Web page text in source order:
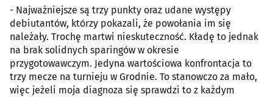
- Najważniejsze są trzy punkty oraz udane występy
debiutantów, którzy pokazali, że powołania im się
należały. Trochę martwi nieskuteczność. Kładę to jednak
na brak solidnych sparingów w okresie
przygotowawczym. Jedyna wartościowa konfrontacja to
trzy mecze na turnieju w Grodnie. To stanowczo za mało,
więc jeżeli moja diagnoza się sprawdzi to z każdym